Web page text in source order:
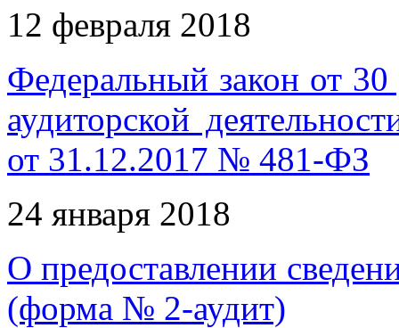
12 февраля 2018
Федеральный закон от
аудиторской
от 31.12.2017 № 481-ФЗ
24 января 2018
О предоставлении
(форма № 2-аудит)